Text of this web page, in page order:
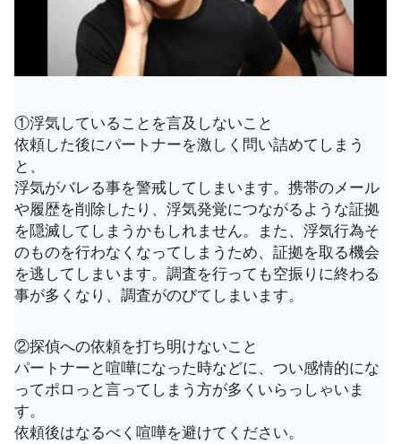
①浮気していることを言及しないこと
依頼した後にパートナーを激しく問い詰めてしまう
と、
浮気がバレる事を警戒してしまいます。携帯のメール
や履歴を削除したり、浮気発覚につながるような証拠
を隠滅してしまうかもしれません。また、浮気行為そ
のものを行わなくなってしまうため、証拠を取る機会
を逃してしまいます。調査を行っても空振りに終わる
事が多くなり、調査がのびてしまいます。
②探偵への依頼を打ち明けないこと
パートナーと喧嘩になった時などに、つい感情的にな
ってポロっと言ってしまう方が多くいらっしゃいま
す。
依頼後はなるべく喧嘩を避けてください。